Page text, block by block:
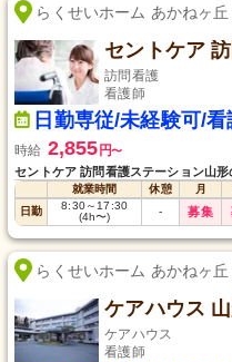
らくせいホーム あかねヶ
セントケア
訪問看護
看護師
日勤専従/未経験可/看
時給 2,855 円〜
セントケア 訪問看護ステーション山
就業時間 休憩 月
日勤
8:30～17:30
(4h〜)
- 募集
らくせいホーム あかねヶ
ケアハウス
ケアハウス
看護師